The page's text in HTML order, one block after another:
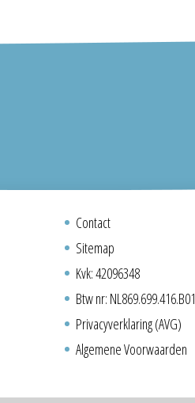
Contact
Sitemap
Kvk: 42096348
Btw nr: NL869.699.416.B01
Privacyverklaring (AVG)
Algemene Voorwaarden